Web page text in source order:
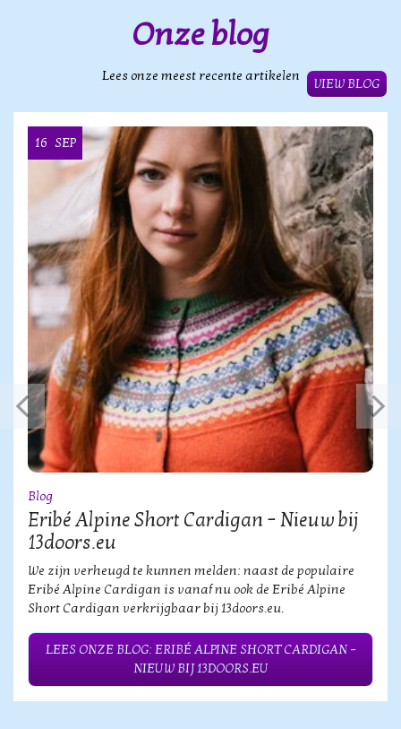
Onze blog
Lees onze meest recente artikelen
VIEW BLOG
16 SEP
Blog
Eribé Alpine Short Cardigan – Nieuw bij
13doors.eu
We zijn verheugd te kunnen melden: naast de populaire
Eribé Alpine Cardigan is vanaf nu ook de Eribé Alpine
Short Cardigan verkrijgbaar bij 13doors.eu.
LEES ONZE BLOG: ERIBÉ ALPINE SHORT CARDIGAN –
NIEUW BIJ 13DOORS.EU